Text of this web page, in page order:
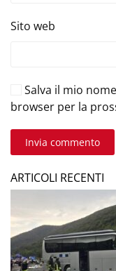
Sito web
Salva il mio
browser per la
Invia commento
ARTICOLI RECENTI